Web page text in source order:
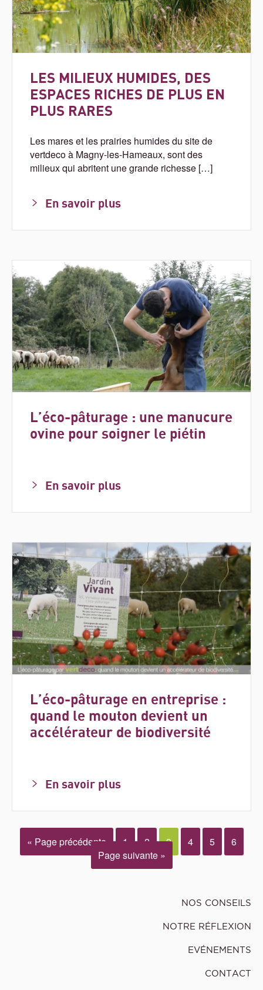
LES MILIEUX HUMIDES, DES
ESPACES RICHES DE PLUS EN
PLUS RARES
Les mares et les prairies humides du site de
vertdeco à Magny-les-Hameaux, sont des
milieux qui abritent une grande richesse […]
En savoir plus
L’éco-pâturage : une manucure
ovine pour soigner le piétin
En savoir plus
L’éco-pâturage en entreprise :
quand le mouton devient un
accélérateur de biodiversité
En savoir plus
« Page précédente 1 2 3 4 5
6
Page suivante »
NOS CONSEILS
NOTRE RÉFLEXION
EVÉNEMENTS
CONTACT